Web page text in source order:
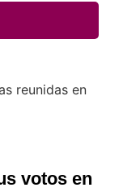
votos en